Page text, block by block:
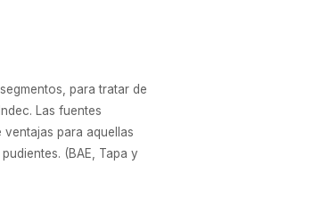
para tratar de
Las fuentes
para aquellas
(BAE, Tapa y